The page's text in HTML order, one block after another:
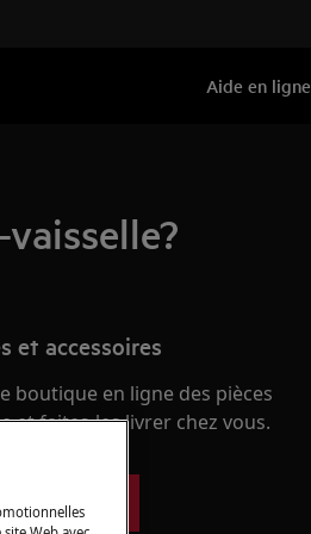
Aide en ligne
et accessoires
boutique en ligne des pièces
et faites-les livrer chez vous.
détachées